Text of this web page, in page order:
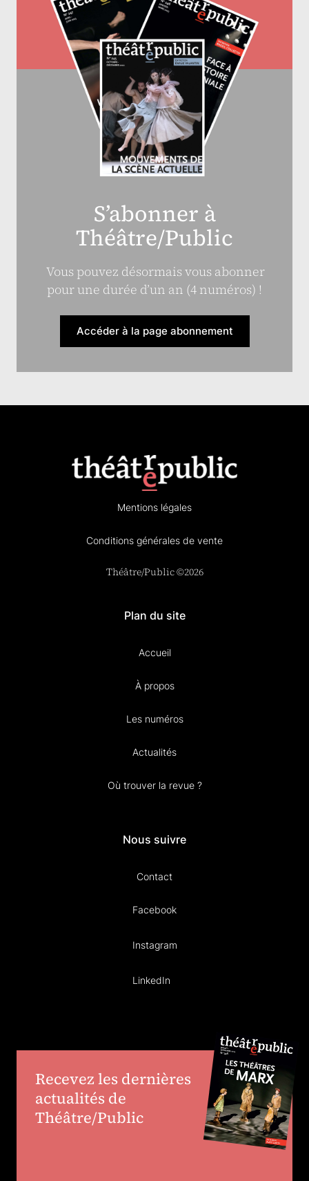
S’abonner à
Théâtre/Public
Vous pouvez désormais vous abonner
pour une durée d’un an (4 numéros) !
Accéder à la page abonnement
Mentions légales
Conditions générales de vente
Théâtre/Public ©2026
Plan du site
Accueil
À propos
Les numéros
Actualités
Où trouver la revue ?
Nous suivre
Contact
Facebook
Instagram
LinkedIn
Recevez les dernières
actualités de
Théâtre/Public